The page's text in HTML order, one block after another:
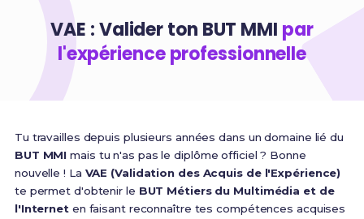
VAE : Valider ton BUT MMI par
l'expérience professionnelle
Tu travailles depuis plusieurs années dans un domaine lié du
BUT MMI mais tu n'as pas le diplôme officiel ? Bonne
nouvelle ! La VAE (Validation des Acquis de l'Expérience)
te permet d'obtenir le BUT Métiers du Multimédia et de
l'Internet en faisant reconnaître tes compétences acquises